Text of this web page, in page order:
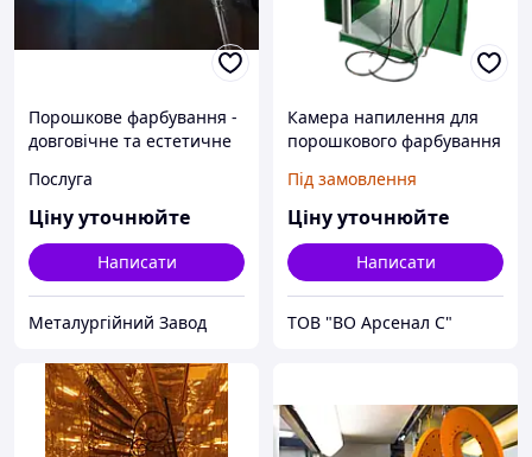
Порошкове фарбування -
довговічне та естетичне
виробів.
Послуга
Ціну уточнюйте
Написати
Металургійний Завод
Камера напилення для
порошкового фарбування
Під замовлення
Ціну уточнюйте
Написати
ТОВ "ВО Арсенал С"